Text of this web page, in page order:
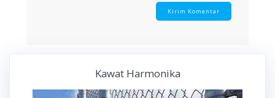
Kawat Harmonika